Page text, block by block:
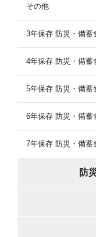
その他
3年保存 防災・備蓄
4年保存 防災・備蓄
5年保存 防災・備蓄
6年保存 防災・備蓄
7年保存 防災・備蓄
防